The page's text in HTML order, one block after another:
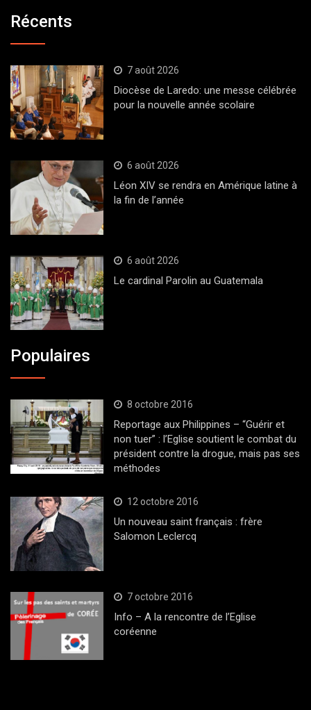
Récents
7 août 2026
Diocèse de Laredo: une messe célébrée
pour la nouvelle année scolaire
6 août 2026
Léon XIV se rendra en Amérique latine à
la fin de l’année
6 août 2026
Le cardinal Parolin au Guatemala
Populaires
8 octobre 2016
Reportage aux Philippines – “Guérir et
non tuer” : l’Eglise soutient le combat du
président contre la drogue, mais pas ses
méthodes
12 octobre 2016
Un nouveau saint français : frère
Salomon Leclercq
7 octobre 2016
Info – A la rencontre de l’Eglise
coréenne